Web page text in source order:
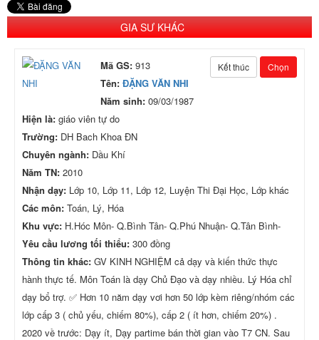
GIA SƯ KHÁC
Kết thúc Chọn
Mã GS: 913
Tên: ĐẶNG VĂN NHI
Năm sinh: 09/03/1987
Hiện là: giáo viên tự do
Trường: DH Bach Khoa ĐN
Chuyên ngành: Dầu Khí
Năm TN: 2010
Nhận dạy: Lớp 10, Lớp 11, Lớp 12, Luyện Thi Đại Học, Lớp khác
Các môn: Toán, Lý, Hóa
Khu vực: H.Hóc Môn- Q.Bình Tân- Q.Phú Nhuận- Q.Tân Bình-
Yêu cầu lương tối thiểu: 300 đồng
Thông tin khác: GV KINH NGHIỆM cả dạy và kiến thức thực
hành thực tế. Môn Toán là dạy Chủ Đạo và dạy nhiều. Lý Hóa chỉ
dạy bổ trợ. ✅ Hơn 10 năm dạy vơi hơn 50 lớp kèm riêng/nhóm các
lớp cấp 3 ( chủ yếu, chiếm 80%), cấp 2 ( ít hơn, chiếm 20%) .
2020 về trước: Dạy ít, Dạy partime bán thời gian vào T7 CN. Sau